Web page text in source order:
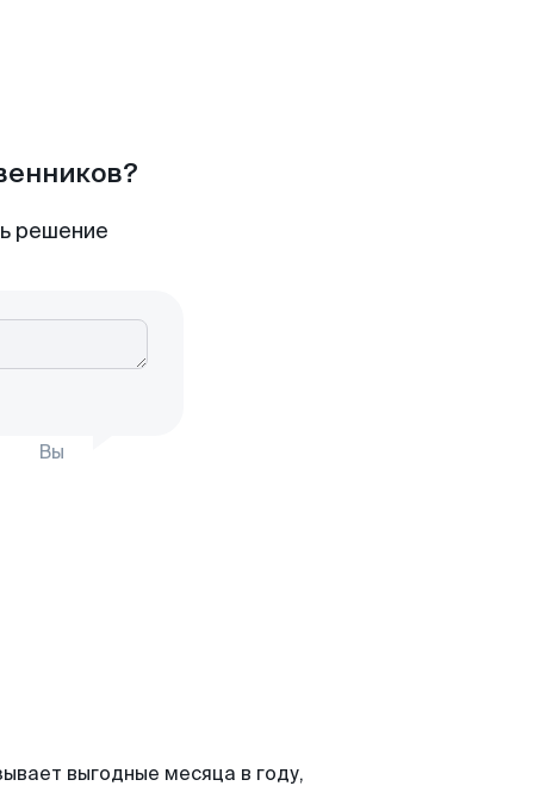
решение
Вы
выгодные месяца в году,